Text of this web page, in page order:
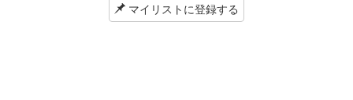
マイリストに登録する